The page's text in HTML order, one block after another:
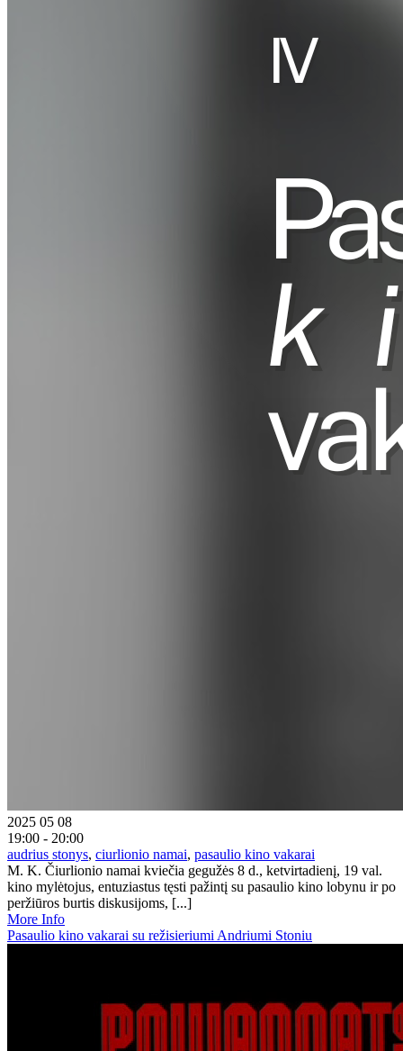
2025 05 08
19:00 - 20:00
audrius stonys, ciurlionio namai, pasaulio kino vakarai
M. K. Čiurlionio namai kviečia gegužės 8 d., ketvirtadienį, 19 val.
kino mylėtojus, entuziastus tęsti pažintį su pasaulio kino lobynu ir po
peržiūros burtis diskusijoms, [...]
More Info
Pasaulio kino vakarai su režisieriumi Andriumi Stoniu